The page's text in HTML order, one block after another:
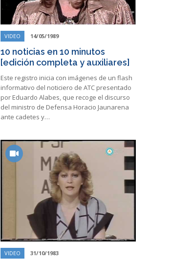
VIDEO 14/05/1989
10 noticias en 10 minutos
[edición completa y auxiliares]
Este registro inicia con imágenes de un flash
informativo del noticiero de ATC presentado
por Eduardo Alabes, que recoge el discurso
del ministro de Defensa Horacio Jaunarena
ante cadetes y…
VIDEO 31/10/1983